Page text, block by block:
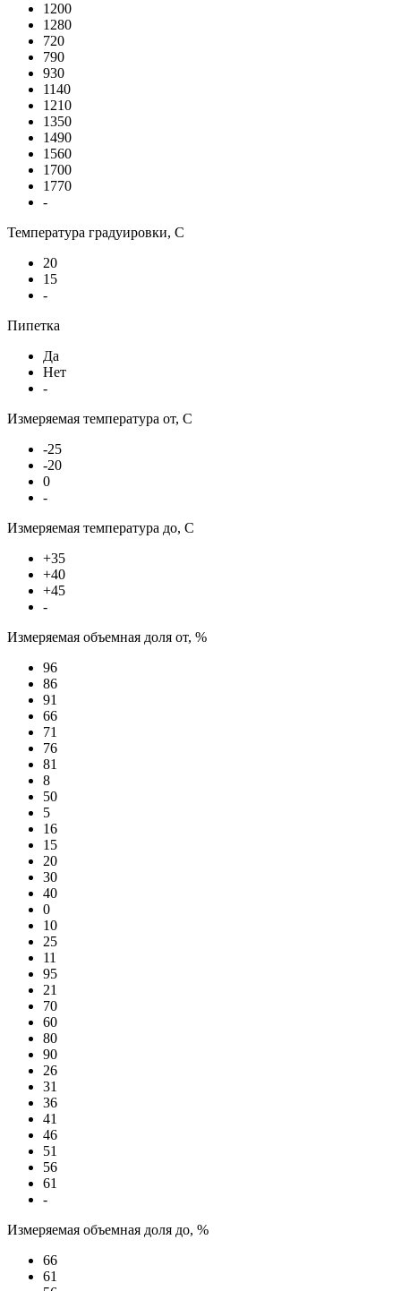
1200
1280
720
790
930
1140
1210
1350
1490
1560
1700
1770
-
Температура градуировки, С
20
15
-
Пипетка
Да
Нет
-
Измеряемая температура от, С
-25
-20
0
-
Измеряемая температура до, С
+35
+40
+45
-
Измеряемая объемная доля от, %
96
86
91
66
71
76
81
8
50
5
16
15
20
30
40
0
10
25
11
95
21
70
60
80
90
26
31
36
41
46
51
56
61
-
Измеряемая объемная доля до, %
66
61